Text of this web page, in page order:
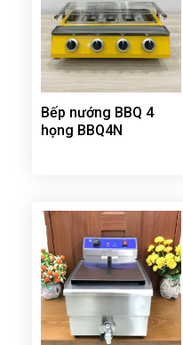
Bếp nướng BBQ 4
họng BBQ4N